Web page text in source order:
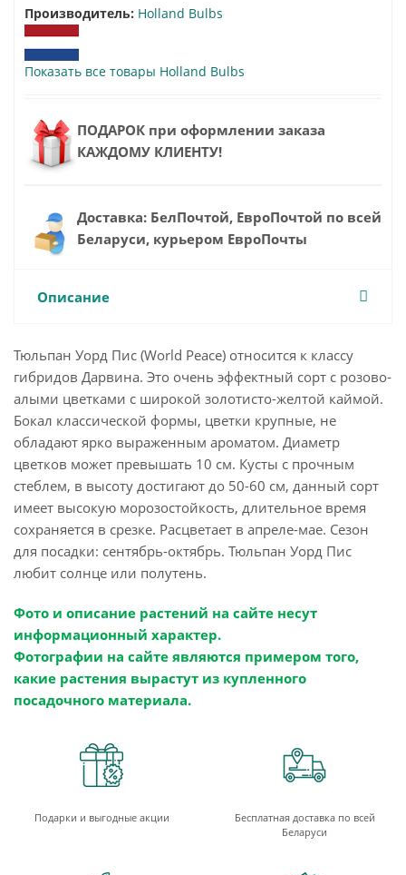
Производитель: Holland Bulbs
Показать все товары Holland Bulbs
ПОДАРОК при оформлении заказа
КАЖДОМУ КЛИЕНТУ!
Доставка: БелПочтой, ЕвроПочтой по всей
Беларуси, курьером ЕвроПочты
Описание
Тюльпан Уорд Пис (World Peace) относится к классу
гибридов Дарвина. Это очень эффектный сорт с розово-
алыми цветками с широкой золотисто-желтой каймой.
Бокал классической формы, цветки крупные, не
обладают ярко выраженным ароматом. Диаметр
цветков может превышать 10 см. Кусты с прочным
стеблем, в высоту достигают до 50-60 см, данный сорт
имеет высокую морозостойкость, длительное время
сохраняется в срезке. Расцветает в апреле-мае. Сезон
для посадки: сентябрь-октябрь. Тюльпан Уорд Пис
любит солнце или полутень.
Фото и описание растений на сайте несут
информационный характер.
Фотографии на сайте являются примером того,
какие растения вырастут из купленного
посадочного материала.
Подарки и выгодные акции
Бесплатная доставка по всей
Беларуси